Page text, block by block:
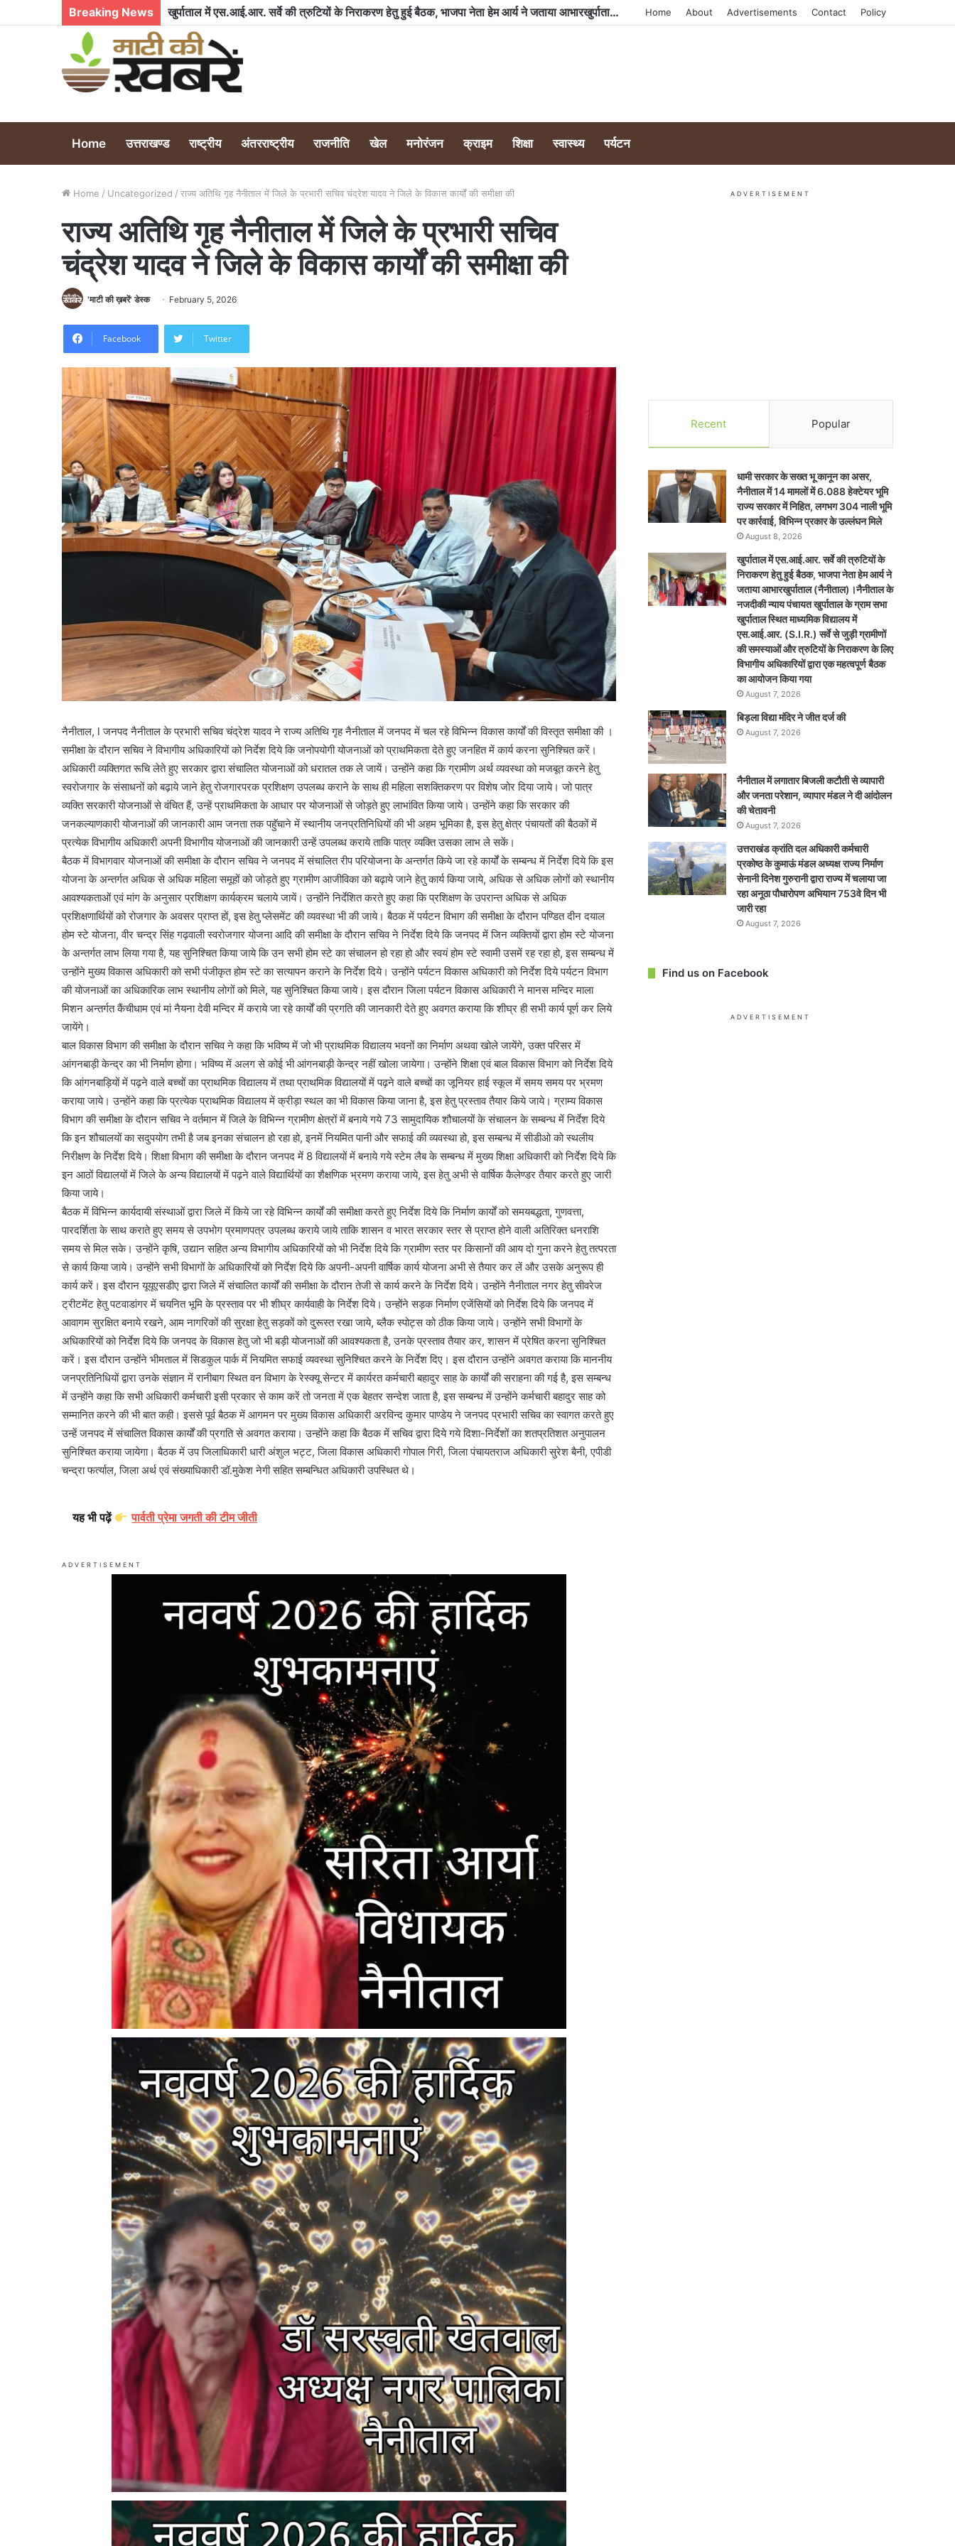
Breaking News बिड़ला विद्या मंदिर ने जीत दर्ज की Home About Advertisements Contact Policy
Home उत्तराखण्ड राष्ट्रीय अंतरराष्ट्रीय राजनीति खेल मनोरंजन क्राइम शिक्षा स्वास्थ्य पर्यटन
Home / Uncategorized / राज्य अतिथि गृह नैनीताल में जिले के प्रभारी सचिव चंद्रेश यादव ने जिले के विकास कार्यों की समीक्षा की
राज्य अतिथि गृह नैनीताल में जिले के प्रभारी सचिव
चंद्रेश यादव ने जिले के विकास कार्यों की समीक्षा की
'माटी की ख़बरें' डेस्क February 5, 2026
Facebook Twitter
नैनीताल, l जनपद नैनीताल के प्रभारी सचिव चंद्रेश यादव ने राज्य अतिथि गृह नैनीताल में जनपद में चल रहे विभिन्न विकास कार्यों की विस्तृत समीक्षा की ।
समीक्षा के दौरान सचिव ने विभागीय अधिकारियों को निर्देश दिये कि जनोपयोगी योजनाओं को प्राथमिकता देते हुए जनहित में कार्य करना सुनिश्चित करें।
अधिकारी व्यक्तिगत रूचि लेते हुए सरकार द्वारा संचालित योजनाओं को धरातल तक ले जायें। उन्होंने कहा कि ग्रामीण अर्थ व्यवस्था को मजबूत करने हेतु
स्वरोजगार के संसाधनों को बढ़ाये जाने हेतु रोजगारपरक प्रशिक्षण उपलब्ध कराने के साथ ही महिला सशक्तिकरण पर विशेष जोर दिया जाये। जो पात्र
व्यक्ति सरकारी योजनाओं से वंचित हैं, उन्हें प्राथमिकता के आधार पर योजनाओं से जोड़ते हुए लाभांवित किया जाये। उन्होंने कहा कि सरकार की
जनकल्याणकारी योजनाओं की जानकारी आम जनता तक पहुॅचाने में स्थानीय जनप्रतिनिधियों की भी अहम भूमिका है, इस हेतु क्षेत्र पंचायतों की बैठकों में
प्रत्येक विभागीय अधिकारी अपनी विभागीय योजनाओं की जानकारी उन्हें उपलब्ध कराये ताकि पात्र व्यक्ति उसका लाभ ले सकें।
बैठक में विभागवार योजनाओं की समीक्षा के दौरान सचिव ने जनपद में संचालित रीप परियोजना के अन्तर्गत किये जा रहे कार्यों के सम्बन्ध में निर्देश दिये कि इस
योजना के अन्तर्गत अधिक से अधिक महिला समूहों को जोड़ते हुए ग्रामीण आजीविका को बढ़ाये जाने हेतु कार्य किया जाये, अधिक से अधिक लोगों को स्थानीय
आवश्यकताओं एवं मांग के अनुसार प्रशिक्षण कार्यक्रम चलाये जायें। उन्होंने निर्देशित करते हुए कहा कि प्रशिक्षण के उपरान्त अधिक से अधिक
प्रशिक्षणार्थियों को रोजगार के अवसर प्राप्त हों, इस हेतु प्लेसमेंट की व्यवस्था भी की जाये। बैठक में पर्यटन विभाग की समीक्षा के दौरान पण्डित दीन दयाल
होम स्टे योजना, वीर चन्द्र सिंह गढ़वाली स्वरोजगार योजना आदि की समीक्षा के दौरान सचिव ने निर्देश दिये कि जनपद में जिन व्यक्तियों द्वारा होम स्टे योजना
के अन्तर्गत लाभ लिया गया है, यह सुनिश्चित किया जाये कि उन सभी होम स्टे का संचालन हो रहा हो और स्वयं होम स्टे स्वामी उसमें रह रहा हो, इस सम्बन्ध में
उन्होंने मुख्य विकास अधिकारी को सभी पंजीकृत होम स्टे का सत्यापन कराने के निर्देश दिये। उन्होंने पर्यटन विकास अधिकारी को निर्देश दिये पर्यटन विभाग
की योजनाओं का अधिकारिक लाभ स्थानीय लोगों को मिले, यह सुनिश्चित किया जाये। इस दौरान जिला पर्यटन विकास अधिकारी ने मानस मन्दिर माला
मिशन अन्तर्गत कैंचीधाम एवं मां नैयना देवी मन्दिर में कराये जा रहे कार्यों की प्रगति की जानकारी देते हुए अवगत कराया कि शीघ्र ही सभी कार्य पूर्ण कर लिये
जायेंगे।
बाल विकास विभाग की समीक्षा के दौरान सचिव ने कहा कि भविष्य में जो भी प्राथमिक विद्यालय भवनों का निर्माण अथवा खोले जायेंगे, उक्त परिसर में
आंगनबाड़ी केन्द्र का भी निर्माण होगा। भविष्य में अलग से कोई भी आंगनबाड़ी केन्द्र नहीं खोला जायेगा। उन्होंने शिक्षा एवं बाल विकास विभाग को निर्देश दिये
कि आंगनबाड़ियों में पढ़ने वाले बच्चों का प्राथमिक विद्यालय में तथा प्राथमिक विद्यालयों में पढ़ने वाले बच्चों का जूनियर हाई स्कूल में समय समय पर भ्रमण
कराया जाये। उन्होंने कहा कि प्रत्येक प्राथमिक विद्यालय में क्रीड़ा स्थल का भी विकास किया जाना है, इस हेतु प्रस्ताव तैयार किये जाये। ग्राम्य विकास
विभाग की समीक्षा के दौरान सचिव ने वर्तमान में जिले के विभिन्न ग्रामीण क्षेत्रों में बनाये गये 73 सामुदायिक शौचालयों के संचालन के सम्बन्ध में निर्देश दिये
कि इन शौचालयों का सदुपयोग तभी है जब इनका संचालन हो रहा हो, इनमें नियमित पानी और सफाई की व्यवस्था हो, इस सम्बन्ध में सीडीओ को स्थलीय
निरीक्षण के निर्देश दिये। शिक्षा विभाग की समीक्षा के दौरान जनपद में 8 विद्यालयों में बनाये गये स्टेम लैब के सम्बन्ध में मुख्य शिक्षा अधिकारी को निर्देश दिये कि
इन आठों विद्यालयों में जिले के अन्य विद्यालयों में पढ़ने वाले विद्यार्थियों का शैक्षणिक भ्रमण कराया जाये, इस हेतु अभी से वार्षिक कैलेण्डर तैयार करते हुए जारी
किया जाये।
बैठक में विभिन्न कार्यदायी संस्थाओं द्वारा जिले में किये जा रहे विभिन्न कार्यों की समीक्षा करते हुए निर्देश दिये कि निर्माण कार्यों को समयबद्धता, गुणवत्ता,
पारदर्शिता के साथ कराते हुए समय से उपभोग प्रमाणपत्र उपलब्ध कराये जाये ताकि शासन व भारत सरकार स्तर से प्राप्त होने वाली अतिरिक्त धनराशि
समय से मिल सके। उन्होंने कृषि, उद्यान सहित अन्य विभागीय अधिकारियों को भी निर्देश दिये कि ग्रामीण स्तर पर किसानों की आय दो गुना करने हेतु तत्परता
से कार्य किया जाये। उन्होंने सभी विभागों के अधिकारियों को निर्देश दिये कि अपनी-अपनी वार्षिक कार्य योजना अभी से तैयार कर लें और उसके अनुरूप ही
कार्य करें। इस दौरान यूयूएसडीए द्वारा जिले में संचालित कार्यों की समीक्षा के दौरान तेजी से कार्य करने के निर्देश दिये। उन्होंने नैनीताल नगर हेतु सीवरेज
ट्रीटमेंट हेतु पटवाडांगर में चयनित भूमि के प्रस्ताव पर भी शीघ्र कार्यवाही के निर्देश दिये। उन्होंने सड़क निर्माण एजेंसियों को निर्देश दिये कि जनपद में
आवागम सुरक्षित बनाये रखने, आम नागरिकों की सुरक्षा हेतु सड़कों को दुरूस्त रखा जाये, ब्लैक स्पोट्स को ठीक किया जाये। उन्होंने सभी विभागों के
अधिकारियों को निर्देश दिये कि जनपद के विकास हेतु जो भी बड़ी योजनाओं की आवश्यकता है, उनके प्रस्ताव तैयार कर, शासन में प्रेषित करना सुनिश्चित
करें। इस दौरान उन्होंने भीमताल में सिडकुल पार्क में नियमित सफाई व्यवस्था सुनिश्चित करने के निर्देश दिए। इस दौरान उन्होंने अवगत कराया कि माननीय
जनप्रतिनिधियों द्वारा उनके संज्ञान में रानीबाग स्थित वन विभाग के रेस्क्यू सेन्टर में कार्यरत कर्मचारी बहादुर साह के कार्यों की सराहना की गई है, इस सम्बन्ध
में उन्होंने कहा कि सभी अधिकारी कर्मचारी इसी प्रकार से काम करें तो जनता में एक बेहतर सन्देश जाता है, इस सम्बन्ध में उन्होंने कर्मचारी बहादुर साह को
सम्मानित करने की भी बात कही। इससे पूर्व बैठक में आगमन पर मुख्य विकास अधिकारी अरविन्द कुमार पाण्डेय ने जनपद प्रभारी सचिव का स्वागत करते हुए
उन्हें जनपद में संचालित विकास कार्यों की प्रगति से अवगत कराया। उन्होंने कहा कि बैठक में सचिव द्वारा दिये गये दिशा-निर्देशों का शतप्रतिशत अनुपालन
सुनिश्चित कराया जायेगा। बैठक में उप जिलाधिकारी धारी अंशुल भट्ट, जिला विकास अधिकारी गोपाल गिरी, जिला पंचायतराज अधिकारी सुरेश बैनी, एपीडी
चन्द्रा फर्त्याल, जिला अर्थ एवं संख्याधिकारी डॉ.मुकेश नेगी सहित सम्बन्धित अधिकारी उपस्थित थे।
यह भी पढ़ें पार्वती प्रेमा जगती की टीम जीती
ADVERTISEMENT
ADVERTISEMENT
Recent Popular
धामी सरकार के सख्त भू कानून का असर,
नैनीताल में 14 मामलों में 6.088 हेक्टेयर भूमि
राज्य सरकार में निहित, लगभग 304 नाली भूमि
पर कार्रवाई, विभिन्न प्रकार के उल्लंघन मिले
August 8, 2026
खुर्पाताल में एस.आई.आर. सर्वे की त्रुटियों के
निराकरण हेतु हुई बैठक, भाजपा नेता हेम आर्य ने
जताया आभारखुर्पाताल (नैनीताल)।नैनीताल के
नजदीकी न्याय पंचायत खुर्पाताल के ग्राम सभा
खुर्पाताल स्थित माध्यमिक विद्यालय में
एस.आई.आर. (S.I.R.) सर्वे से जुड़ी ग्रामीणों
की समस्याओं और त्रुटियों के निराकरण के लिए
विभागीय अधिकारियों द्वारा एक महत्वपूर्ण बैठक
का आयोजन किया गया
August 7, 2026
बिड़ला विद्या मंदिर ने जीत दर्ज की
August 7, 2026
नैनीताल में लगातार बिजली कटौती से व्यापारी
और जनता परेशान, व्यापार मंडल ने दी आंदोलन
की चेतावनी
August 7, 2026
उत्तराखंड क्रांति दल अधिकारी कर्मचारी
प्रकोष्ठ के कुमाऊं मंडल अध्यक्ष राज्य निर्माण
सेनानी दिनेश गुरुरानी द्वारा राज्य में चलाया जा
रहा अनूठा पौधारोपण अभियान 753वे दिन भी
जारी रहा
August 7, 2026
Find us on Facebook
ADVERTISEMENT